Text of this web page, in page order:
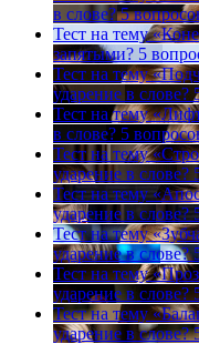
в слове? 5
Тест на тему
запятыми? 5
Тест на тему
ударение в слове?
Тест на тему
в слове? 5
Тест на тему
ударение в слове?
Тест на тему
ударение в слове?
Тест на тему
ударение в слове?
Тест на тему
ударение в слове?
Тест на тему
ударение в слове?